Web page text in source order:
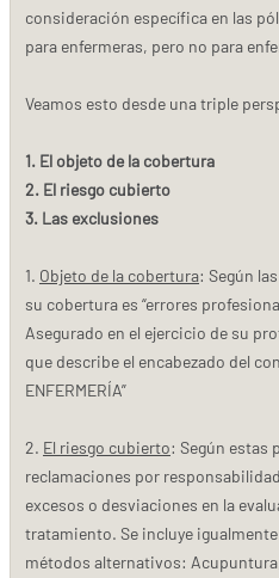
consideración específica en las
para enfermeras, pero no para
Veamos esto desde una triple
1. El objeto de la cobertura
2. El riesgo cubierto
3. Las exclusiones
1. Objeto de la cobertura: Según
su cobertura es “errores
Asegurado en el ejercicio de su
que describe el encabezado del
ENFERMERÍA”
2. El riesgo cubierto: Según estas
reclamaciones por
excesos o desviaciones en la
tratamiento. Se incluye
métodos alternativos: